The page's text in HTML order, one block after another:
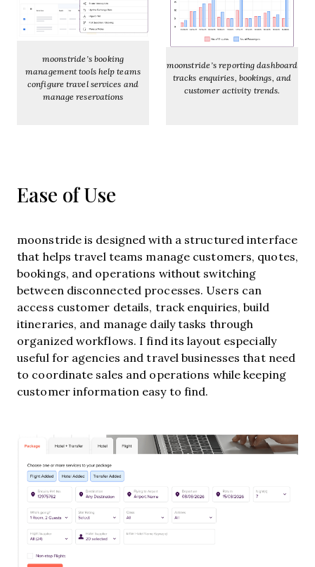
moonstride’s booking
management tools help teams
configure travel services and
manage reservations
moonstride’s reporting dashboard
tracks enquiries, bookings, and
customer activity trends.
Ease of Use
moonstride is designed with a structured interface
that helps travel teams manage customers, quotes,
bookings, and operations without switching
between disconnected processes. Users can
access customer details, track enquiries, build
itineraries, and manage daily tasks through
organized workflows. I find its layout especially
useful for agencies and travel businesses that need
to coordinate sales and operations while keeping
customer information easy to find.